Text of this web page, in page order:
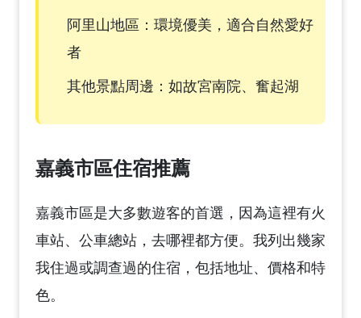
阿里山地區：環境優美，適合自然愛好
者
其他景點周邊：如故宮南院、奮起湖
嘉義市區住宿推薦
嘉義市區是大多數遊客的首選，因為這裡有火
車站、公車總站，去哪裡都方便。我列出幾家
我住過或調查過的住宿，包括地址、價格和特
色。